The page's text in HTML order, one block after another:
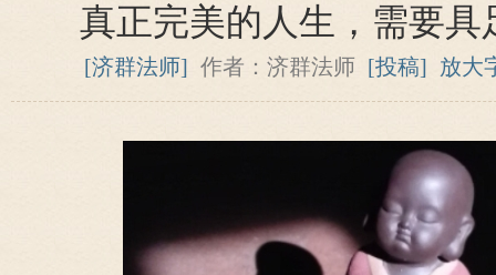
真正完美的人生，需要具
[济群法师] 作者：济群法师 [投稿] 放大